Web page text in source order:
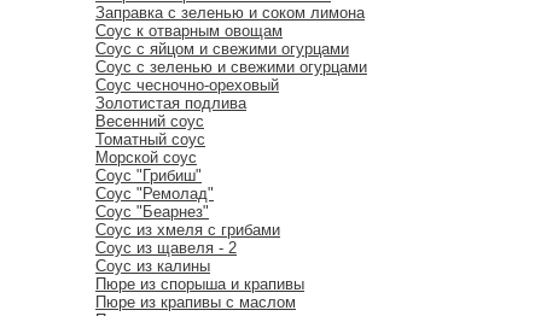
Заправка с зеленью и соком лимона
Соус к отварным овощам
Соус с яйцом и свежими огурцами
Соус с зеленью и свежими огурцами
Соус чесночно-ореховый
Золотистая подлива
Весенний соус
Томатный соус
Морской соус
Соус "Грибиш"
Соус "Ремолад"
Соус "Беарнез"
Соус из хмеля с грибами
Соус из щавеля - 2
Соус из калины
Пюре из спорыша и крапивы
Пюре из крапивы с маслом